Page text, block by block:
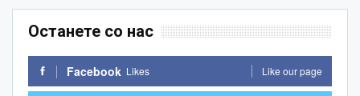
Останете со нас
Facebook Likes Like our page